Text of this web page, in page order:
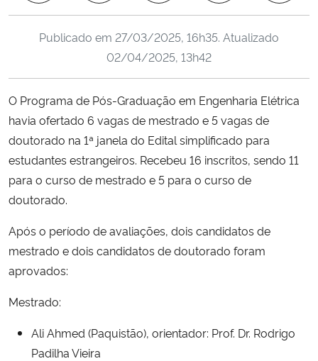
Ministério da Ciência, Tecnologia, Inovações e Comunicações
Ministério do Meio Ambiente
Ministério do Turismo
Ministério do Desenvolvimento Regional
Controladoria-Geral da União
Secretaria-Geral
Publicado em 27/03/2025, 16h35. Atualizado
02/04/2025, 13h42
O Programa de Pós-Graduação em Engenharia Elétrica
havia ofertado 6 vagas de mestrado e 5 vagas de
doutorado na 1ª janela do Edital simplificado para
estudantes estrangeiros. Recebeu 16 inscritos, sendo 11
para o curso de mestrado e 5 para o curso de
doutorado.
Após o período de avaliações, dois candidatos de
mestrado e dois candidatos de doutorado foram
aprovados:
Mestrado:
Ali Ahmed (Paquistão), orientador: Prof. Dr. Rodrigo
Padilha Vieira